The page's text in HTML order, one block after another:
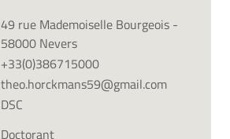
49 rue Mademoiselle Bourgeois -
58000 Nevers
+33(0)386715000
theo.horckmans59@gmail.com
DSC
Doctorant